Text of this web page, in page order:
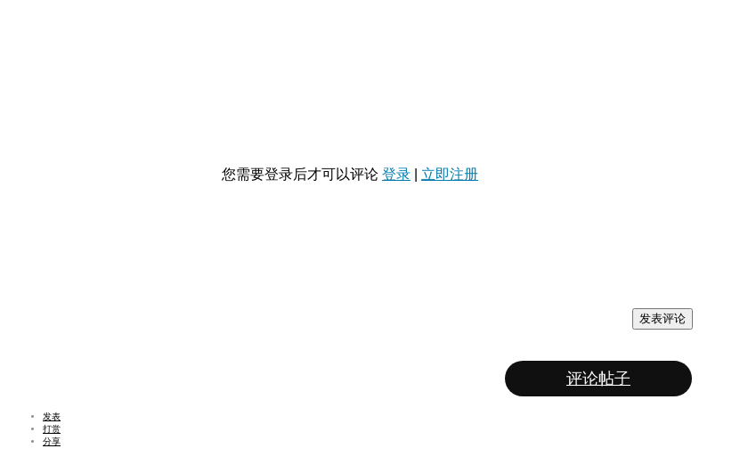
您需要登录后才可以评论 登录 立即注册
发表评论
评论帖子
发表
打赏
分享